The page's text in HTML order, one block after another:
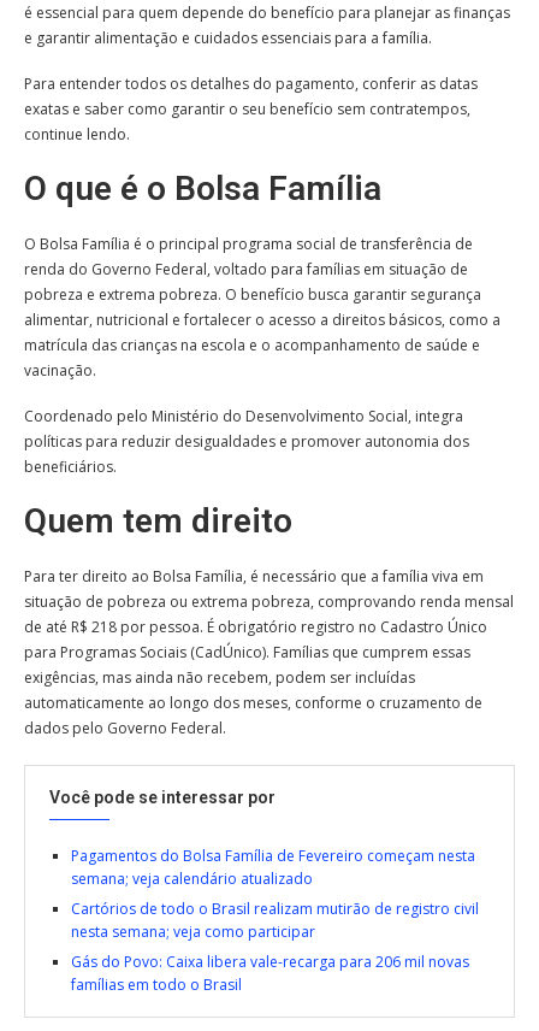
é essencial para quem depende do benefício para planejar as finanças
e garantir alimentação e cuidados essenciais para a família.
Para entender todos os detalhes do pagamento, conferir as datas
exatas e saber como garantir o seu benefício sem contratempos,
continue lendo.
O que é o Bolsa Família
O Bolsa Família é o principal programa social de transferência de
renda do Governo Federal, voltado para famílias em situação de
pobreza e extrema pobreza. O benefício busca garantir segurança
alimentar, nutricional e fortalecer o acesso a direitos básicos, como a
matrícula das crianças na escola e o acompanhamento de saúde e
vacinação.
Coordenado pelo Ministério do Desenvolvimento Social, integra
políticas para reduzir desigualdades e promover autonomia dos
beneficiários.
Quem tem direito
Para ter direito ao Bolsa Família, é necessário que a família viva em
situação de pobreza ou extrema pobreza, comprovando renda mensal
de até R$ 218 por pessoa. É obrigatório registro no Cadastro Único
para Programas Sociais (CadÚnico). Famílias que cumprem essas
exigências, mas ainda não recebem, podem ser incluídas
automaticamente ao longo dos meses, conforme o cruzamento de
dados pelo Governo Federal.
Você pode se interessar por
Pagamentos do Bolsa Família de Fevereiro começam nesta
semana; veja calendário atualizado
Cartórios de todo o Brasil realizam mutirão de registro civil
nesta semana; veja como participar
Gás do Povo: Caixa libera vale-recarga para 206 mil novas
famílias em todo o Brasil